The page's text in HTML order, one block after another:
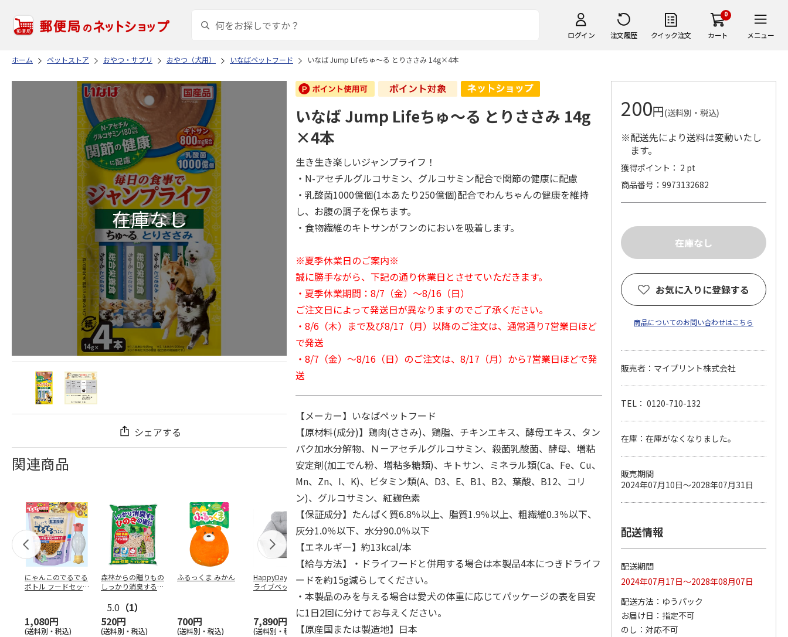
ログイン 注文履歴 クイック注文
0
カート メニュー
ホーム ペットストア おやつ・サプリ おやつ（犬用） いなばペットフード いなば Jump Lifeちゅ～る とりささみ 14g×4本
シェアする
関連商品
にゃんこのでるでる
ボトル フードセッ
1,080円
(送料別・税込)
森林からの贈りもの
しっかり消臭するひ
5.0 （1）
520円
(送料別・税込)
ふるっくま みかん
700円
(送料別・税込)
HappyDays 2wayド
ライブベッド グレ
7,890円
(送料別・税込)
獣医師開発 ニオイ
をとる砂専用 猫ト
イレ ナチュラルグ
1,550円
(送料別・税込)
デオトイレ 飛び散
らない消臭・抗菌サ
ンド 4L
1,320円
(送料別・税込)
ぐるぐるボーン型 S
こ用 まぐろ・かつ
ペット線香 虹のか
なた フルーティフ
ローラルの香り
590円
(送料別・税込)
鈴虫の経木 3枚入
いなば Jump Lifeちゅ～る とりささみ 14g
×4本
生き生き楽しいジャンプライフ！
・N-アセチルグルコサミン、グルコサミン配合で関節の健康に配慮
・乳酸菌1000億個(1本あたり250億個)配合でわんちゃんの健康を維持
し、お腹の調子を保ちます。
・食物繊維のキトサンがフンのにおいを吸着します。
※夏季休業日のご案内※
誠に勝手ながら、下記の通り休業日とさせていただきます。
・夏季休業期間：8/7（金）～8/16（日）
ご注文日によって発送日が異なりますのでご了承ください。
・8/6（木）まで及び8/17（月）以降のご注文は、通常通り7営業日ほど
で発送
・8/7（金）～8/16（日）のご注文は、8/17（月）から7営業日ほどで発
送
【メーカー】いなばペットフード
【原材料(成分)】鶏肉(ささみ)、鶏脂、チキンエキス、酵母エキス、タン
パク加水分解物、Ｎ－アセチルグルコサミン、殺菌乳酸菌、酵母、増粘
安定剤(加工でん粉、増粘多糖類)、キトサン、ミネラル類(Ca、Fe、Cu、
Mn、Zn、I、K)、ビタミン類(A、D3、E、B1、B2、葉酸、B12、コリ
ン)、グルコサミン、紅麹色素
【保証成分】たんぱく質6.8％以上、脂質1.9％以上、粗繊維0.3％以下、
灰分1.0％以下、水分90.0％以下
【エネルギー】約13kcal/本
【給与方法】・ドライフードと併用する場合は本製品4本につきドライフ
ードを約15g減らしてください。
・本製品のみを与える場合は愛犬の体重に応じてパッケージの表を目安
に1日2回に分けてお与えください。
【原産国または製造地】日本
200円(送料別・税込)
※配送先により送料は変動いたし
ます。
獲得ポイント： 2 pt
商品番号
9973132682
お気に入りに登録する
商品についてのお問い合わせはこちら
販売者：マイプリント株式会社
TEL： 0120-710-132
在庫：在庫がなくなりました。
販売期間
2024年07月10日～2028年07月31日
配送情報
配送期間
2024年07月17日～2028年08月07日
配送方法
ゆうパック
お届け日
指定不可
のし
対応不可